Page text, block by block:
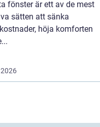
fönster är ett av de mest
sätten att sänka
höja komforten